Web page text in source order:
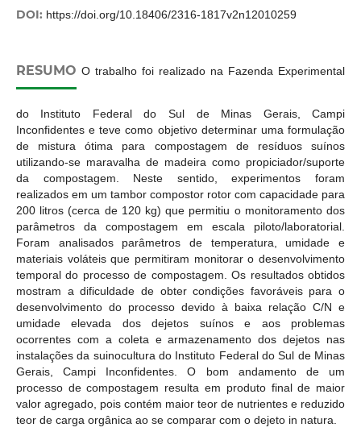
DOI: https://doi.org/10.18406/2316-1817v2n12010259
RESUMO O trabalho foi realizado na Fazenda Experimental
do Instituto Federal do Sul de Minas Gerais, Campi
Inconfidentes e teve como objetivo determinar uma formulação
de mistura ótima para compostagem de resíduos suínos
utilizando-se maravalha de madeira como propiciador/suporte
da compostagem. Neste sentido, experimentos foram
realizados em um tambor compostor rotor com capacidade para
200 litros (cerca de 120 kg) que permitiu o monitoramento dos
parâmetros da compostagem em escala piloto/laboratorial.
Foram analisados parâmetros de temperatura, umidade e
materiais voláteis que permitiram monitorar o desenvolvimento
temporal do processo de compostagem. Os resultados obtidos
mostram a dificuldade de obter condições favoráveis para o
desenvolvimento do processo devido à baixa relação C/N e
umidade elevada dos dejetos suínos e aos problemas
ocorrentes com a coleta e armazenamento dos dejetos nas
instalações da suinocultura do Instituto Federal do Sul de Minas
Gerais, Campi Inconfidentes. O bom andamento de um
processo de compostagem resulta em produto final de maior
valor agregado, pois contém maior teor de nutrientes e reduzido
teor de carga orgânica ao se comparar com o dejeto in natura.